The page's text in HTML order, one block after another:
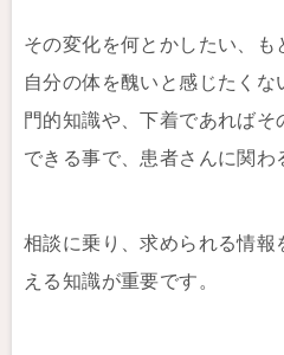
その変化を何とかしたい、も
自分の体を醜いと感じたく
門的知識や、下着であれば
できる事で、患者さんに関わ
相談に乗り、求められる情報
える知識が重要です。